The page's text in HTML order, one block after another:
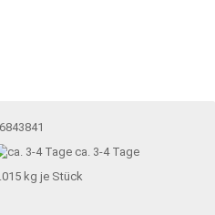
ca. 3-4 Tage
kg je Stück